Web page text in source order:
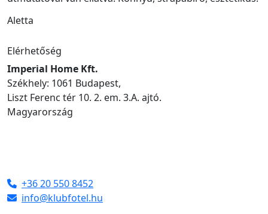
Aletta
Elérhetőség
Imperial Home Kft.
Székhely: 1061 Budapest,
Liszt Ferenc tér 10. 2. em. 3.A. ajtó.
Magyarország
+36 20 550 8452
info@klubfotel.hu